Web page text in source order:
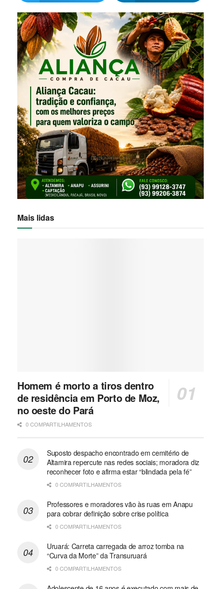
Mais lidas
Homem é morto a tiros dentro
de residência em Porto de Moz,
no oeste do Pará
0 COMPARTILHAMENTOS
Suposto despacho encontrado em cemitério de
Altamira repercute nas redes sociais; moradora diz
reconhecer foto e afirma estar “blindada pela fé”
0 COMPARTILHAMENTOS
Professores e moradores vão às ruas em Anapu
para cobrar definição sobre crise política
0 COMPARTILHAMENTOS
Uruará: Carreta carregada de arroz tomba na
“Curva da Morte” da Transuruará
0 COMPARTILHAMENTOS